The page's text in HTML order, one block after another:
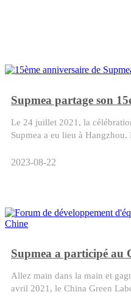
Supmea partage son
Le 24 juillet 2021, la
Supmea a eu lieu à Hangzhou.
2023-08-22
Allez main dans la main et
avril 2021, le China Green